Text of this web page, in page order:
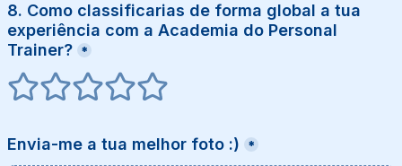
8. Como classificarias de forma global a tua
experiência com a Academia do Personal
Trainer? *
1 estrelas2 estrelas3 estrelas
4 estrelas5 estrelas
Envia-me a tua melhor foto :) *